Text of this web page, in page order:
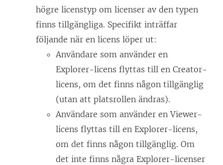
högre licenstyp om licenser av den typen
finns tillgängliga. Specifikt inträffar
följande när en licens löper ut:
Användare som använder en
Explorer-licens flyttas till en Creator-
licens, om det finns någon tillgänglig
(utan att platsrollen ändras).
Användare som använder enViewer-
licens flyttas till en Explorer-licens,
om det finns någon tillgänglig. Om
det inte finns några Explorer-licenser